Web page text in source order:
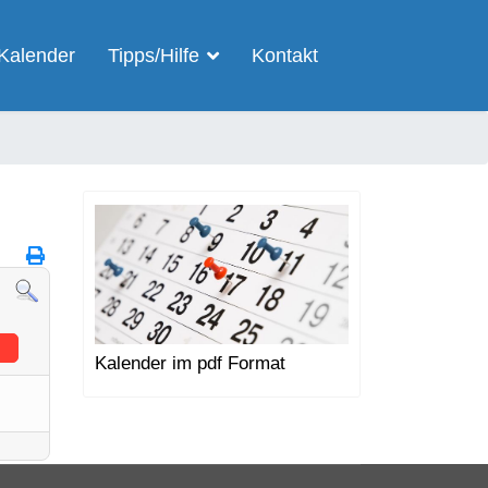
Tipps/Hilfe Kontakt
Kalender im pdf Format